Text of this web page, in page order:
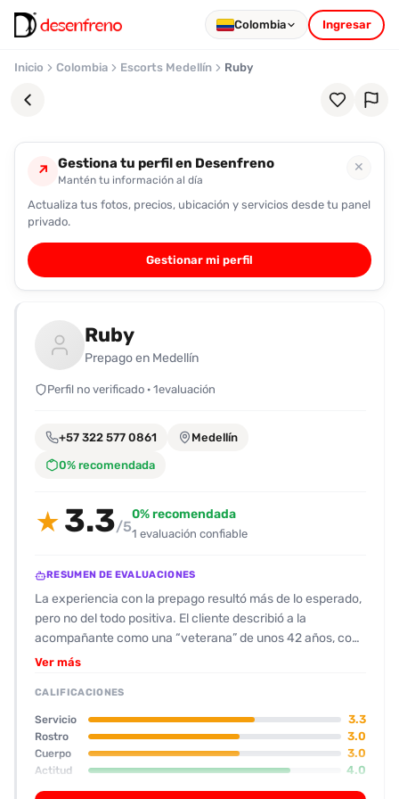
Colombia Ingresar
Inicio Colombia Escorts Medellín Ruby
Favoritos
Pronto
podrás
registrarte
guardar
favoritas
para
fácilmente.
↗ Gestiona tu perfil en Desenfreno
Mantén tu información al día
✕
Actualiza tus fotos, precios, ubicación y servicios desde tu panel
privado.
Gestionar mi perfil
Ruby
Prepago en Medellín
Perfil no verificado · 1evaluación
+57 322 577 0861 Medellín
0% recomendada
★ 3.3/5
0% recomendada
1 evaluación confiable
RESUMEN DE EVALUACIONES
La experiencia con la prepago resultó más de lo esperado,
pero no del todo positiva. El cliente describió a la
acompañante como una “veterana” de unos 42 años, con
rostro de milf, ojos claros y una piel bonita. Su figura no se
no presenta sorpresas. En cuanto a higiene, le dio 7/10, sin
olores desagradables. Su actitud fue cordial y bastante
conversadora; la persona habla con acento costeño y
menciona ser de Córdoba, pero no ofrece beso. El servicio
incluyó sexo oral con preservativo y el uso de un dildo; la
actuación sexual fue “normal” y se sintió algo repetitiva,
Ver más
CALIFICACIONES
Servicio 3.3
Rostro 3.0
Cuerpo 3.0
Actitud 4.0